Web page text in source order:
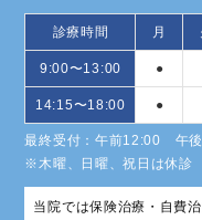
診療時間 月
9:00〜13:00 ●
14:15〜18:00 ●
最終受付：午前12:00 午
※木曜、日曜、祝日は休診
当院では保険治療・自費